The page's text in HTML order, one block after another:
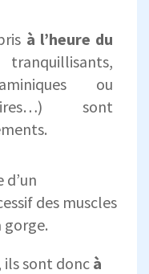
à l’heure du
ou
sont
d’un
des muscles
gorge.
sont donc à